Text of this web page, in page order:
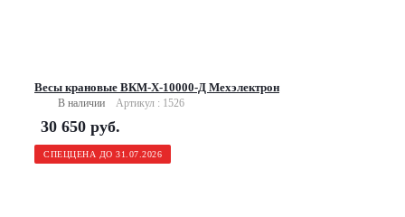
Весы крановые ВКМ-X-10000-Д Мехэлектрон
В наличии Артикул : 1526
30 650 руб.
СПЕЦЦЕНА ДО 31.07.2026